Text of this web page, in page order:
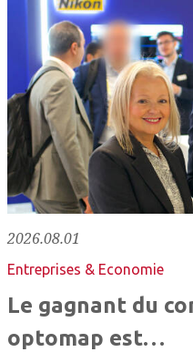
2026.08.01
Entreprises & Economie
Le gagnant du
optomap est…